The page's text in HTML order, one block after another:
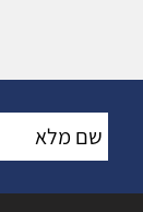
שם מלא